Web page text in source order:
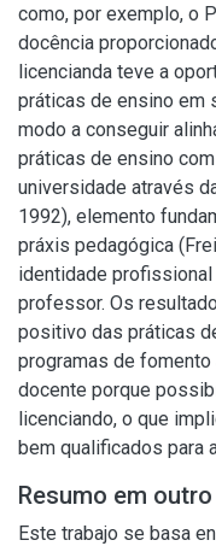
como, por exemplo, o
docência
licencianda teve a
práticas de ensino em
modo a conseguir
práticas de ensino
universidade através
1992), elemento
práxis pedagógica
identidade
professor. Os
positivo das práticas
programas de fomento
docente porque
licenciando, o que
bem qualificados para
Resumo em
Este trabajo se basa